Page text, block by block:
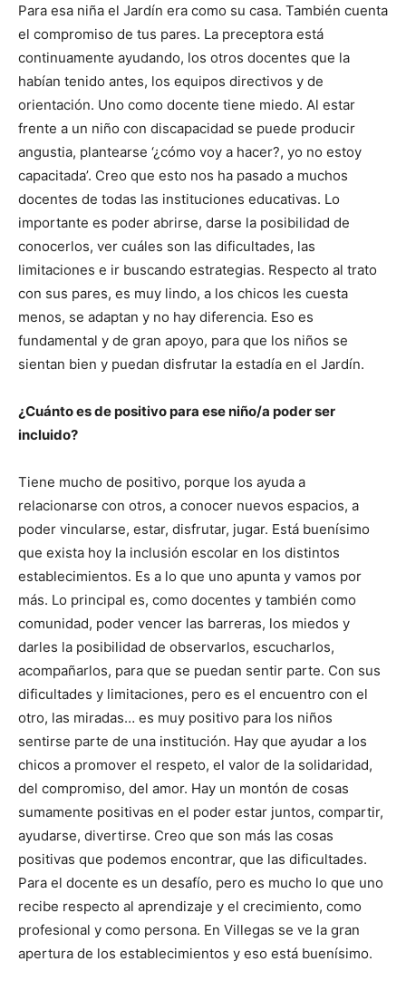
Para esa niña el Jardín era como su casa. También cuenta
el compromiso de tus pares. La preceptora está
continuamente ayudando, los otros docentes que la
habían tenido antes, los equipos directivos y de
orientación. Uno como docente tiene miedo. Al estar
frente a un niño con discapacidad se puede producir
angustia, plantearse ‘¿cómo voy a hacer?, yo no estoy
capacitada’. Creo que esto nos ha pasado a muchos
docentes de todas las instituciones educativas. Lo
importante es poder abrirse, darse la posibilidad de
conocerlos, ver cuáles son las dificultades, las
limitaciones e ir buscando estrategias. Respecto al trato
con sus pares, es muy lindo, a los chicos les cuesta
menos, se adaptan y no hay diferencia. Eso es
fundamental y de gran apoyo, para que los niños se
sientan bien y puedan disfrutar la estadía en el Jardín.
¿Cuánto es de positivo para ese niño/a poder ser
incluido?
Tiene mucho de positivo, porque los ayuda a
relacionarse con otros, a conocer nuevos espacios, a
poder vincularse, estar, disfrutar, jugar. Está buenísimo
que exista hoy la inclusión escolar en los distintos
establecimientos. Es a lo que uno apunta y vamos por
más. Lo principal es, como docentes y también como
comunidad, poder vencer las barreras, los miedos y
darles la posibilidad de observarlos, escucharlos,
acompañarlos, para que se puedan sentir parte. Con sus
dificultades y limitaciones, pero es el encuentro con el
otro, las miradas… es muy positivo para los niños
sentirse parte de una institución. Hay que ayudar a los
chicos a promover el respeto, el valor de la solidaridad,
del compromiso, del amor. Hay un montón de cosas
sumamente positivas en el poder estar juntos, compartir,
ayudarse, divertirse. Creo que son más las cosas
positivas que podemos encontrar, que las dificultades.
Para el docente es un desafío, pero es mucho lo que uno
recibe respecto al aprendizaje y el crecimiento, como
profesional y como persona. En Villegas se ve la gran
apertura de los establecimientos y eso está buenísimo.